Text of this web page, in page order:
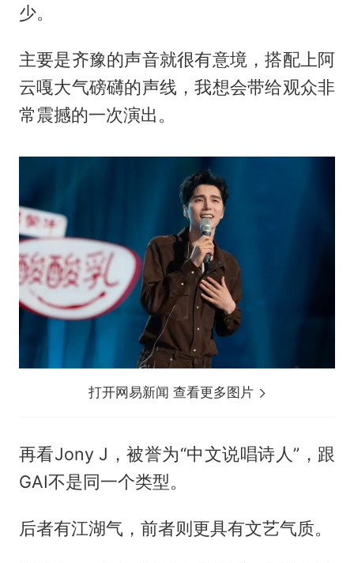
少。
主要是齐豫的声音就很有意境，搭配上阿
云嘎大气磅礴的声线，我想会带给观众非
常震撼的一次演出。
打开网易新闻 查看更多图片
再看Jony J，被誉为“中文说唱诗人”，跟
GAI不是同一个类型。
后者有江湖气，前者则更具有文艺气质。